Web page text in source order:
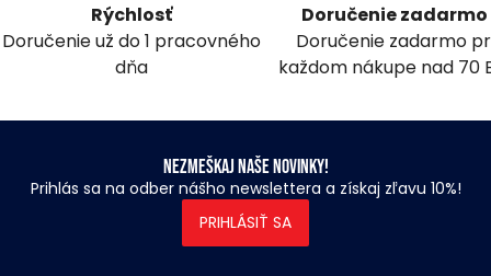
Rýchlosť
Doručenie už do 1 pracovného
dňa
Doručenie zadarmo
Doručenie zadarmo
každom nákupe nad 70
Nezmeškaj naše novinky!
Prihlás sa na odber nášho newslettera a získaj zľavu 10%!
PRIHLÁSIŤ SA